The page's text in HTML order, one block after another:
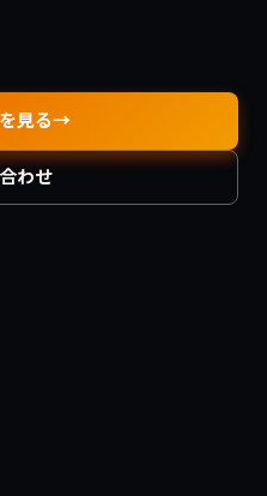
見る
わせ